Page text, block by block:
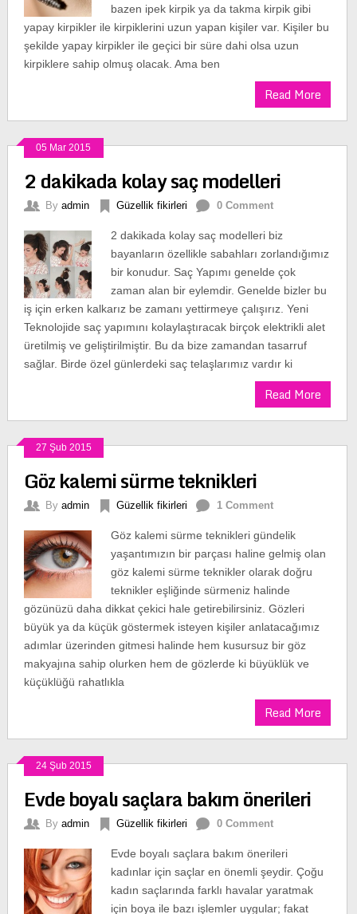
bazen ipek kirpik ya da takma kirpik gibi
yapay kirpikler ile kirpiklerini uzun yapan kişiler var. Kişiler bu
şekilde yapay kirpikler ile geçici bir süre dahi olsa uzun
kirpiklere sahip olmuş olacak. Ama ben
Read More
05 Mar 2015
2 dakikada kolay saç modelleri
By admin Güzellik fikirleri 0 Comment
2 dakikada kolay saç modelleri biz
bayanların özellikle sabahları zorlandığımız
bir konudur. Saç Yapımı genelde çok
zaman alan bir eylemdir. Genelde bizler bu
iş için erken kalkarız be zamanı yettirmeye çalışırız. Yeni
Teknolojide saç yapımını kolaylaştıracak birçok elektrikli alet
üretilmiş ve geliştirilmiştir. Bu da bize zamandan tasarruf
sağlar. Birde özel günlerdeki saç telaşlarımız vardır ki
Read More
27 Şub 2015
Göz kalemi sürme teknikleri
By admin Güzellik fikirleri 1 Comment
Göz kalemi sürme teknikleri gündelik
yaşantımızın bir parçası haline gelmiş olan
göz kalemi sürme teknikler olarak doğru
teknikler eşliğinde sürmeniz halinde
gözünüzü daha dikkat çekici hale getirebilirsiniz. Gözleri
büyük ya da küçük göstermek isteyen kişiler anlatacağımız
adımlar üzerinden gitmesi halinde hem kusursuz bir göz
makyajına sahip olurken hem de gözlerde ki büyüklük ve
küçüklüğü rahatlıkla
Read More
24 Şub 2015
Evde boyalı saçlara bakım önerileri
By admin Güzellik fikirleri 0 Comment
Evde boyalı saçlara bakım önerileri
kadınlar için saçlar en önemli şeydir. Çoğu
kadın saçlarında farklı havalar yaratmak
için boya ile bazı işlemler uygular; fakat